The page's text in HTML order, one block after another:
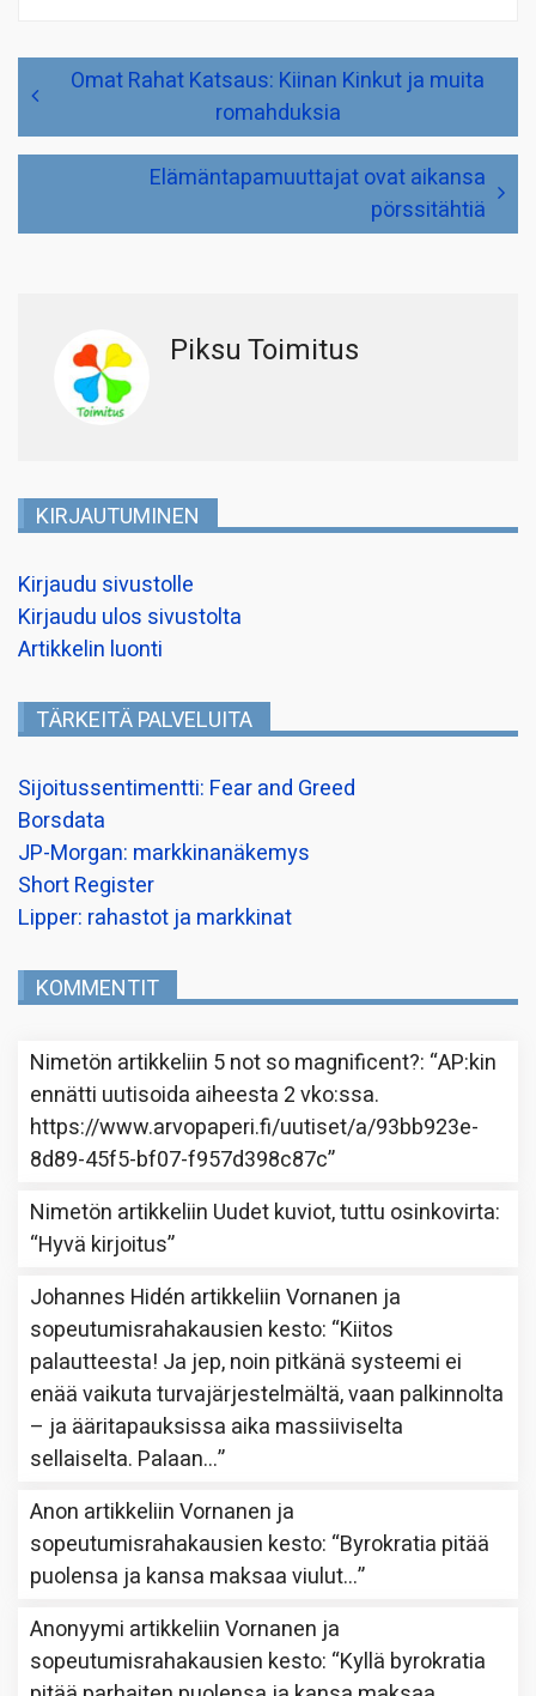
Artikkelien
selaus
Omat Rahat Katsaus: Kiinan Kinkut ja muita
romahduksia
Elämäntapamuuttajat ovat aikansa
pörssitähtiä
Piksu Toimitus
KIRJAUTUMINEN
Kirjaudu sivustolle
Kirjaudu ulos sivustolta
Artikkelin luonti
TÄRKEITÄ PALVELUITA
Sijoitussentimentti: Fear and Greed
Borsdata
JP-Morgan: markkinanäkemys
Short Register
Lipper: rahastot ja markkinat
KOMMENTIT
Nimetön artikkeliin 5 not so magnificent?: “AP:kin
ennätti uutisoida aiheesta 2 vko:ssa.
https://www.arvopaperi.fi/uutiset/a/93bb923e-
8d89-45f5-bf07-f957d398c87c”
Nimetön artikkeliin Uudet kuviot, tuttu osinkovirta:
“Hyvä kirjoitus”
Johannes Hidén artikkeliinVornanen ja
sopeutumisrahakausien kesto: “Kiitos
palautteesta! Ja jep, noin pitkänä systeemi ei
enää vaikuta turvajärjestelmältä, vaan palkinnolta
– ja ääritapauksissa aika massiiviselta
sellaiselta. Palaan…”
Anon artikkeliinVornanen ja
sopeutumisrahakausien kesto: “Byrokratia pitää
puolensa ja kansa maksaa viulut…”
Anonyymi artikkeliinVornanen ja
sopeutumisrahakausien kesto: “Kyllä byrokratia